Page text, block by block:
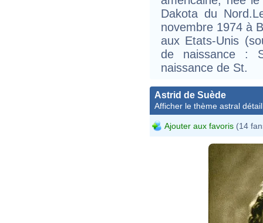
Dakota du
novembre 1974 à
aux Etats-Unis
de naissance :
naissance de St.
Astrid de Suède
Afficher le thème astral
Ajouter aux favoris (14